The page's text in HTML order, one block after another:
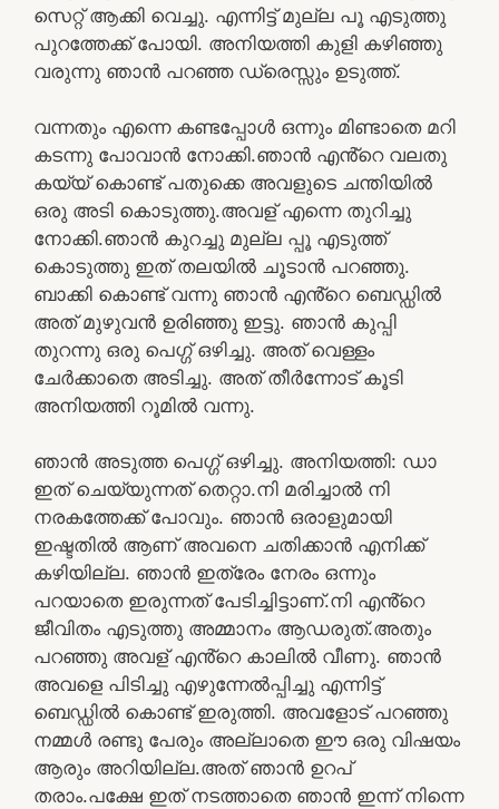
സെറ്റ് ആക്കി വെച്ചു. എന്നിട്ട് മുല്ല പൂ എടുത്തു
പുറത്തേക്ക് പോയി. അനിയത്തി കുളി കഴിഞ്ഞു
വരുന്നു ഞാൻ പറഞ്ഞ ഡ്രെസ്സും ഉടുത്ത്.
വന്നതും എന്നെ കണ്ടപ്പോൾ ഒന്നും മിണ്ടാതെ മറി
കടന്നു പോവാൻ നോക്കി.ഞാൻ എൻ്റെ വലതു
കയ്യ് കൊണ്ട് പതുക്കെ അവളുടെ ചന്തിയിൽ
ഒരു അടി കൊടുത്തു.അവള് എന്നെ തുറിച്ചു
നോക്കി.ഞാൻ കുറച്ചു മുല്ല പ്പൂ എടുത്ത്
കൊടുത്തു ഇത് തലയിൽ ചൂടാൻ പറഞ്ഞു.
ബാക്കി കൊണ്ട് വന്നു ഞാൻ എൻ്റെ ബെഡ്ഡിൽ
അത് മുഴുവൻ ഉരിഞ്ഞു ഇട്ടു. ഞാൻ കുപ്പി
തുറന്നു ഒരു പെഗ്ഗ് ഒഴിച്ചു. അത് വെള്ളം
ചേർക്കാതെ അടിച്ചു. അത് തീർന്നോട് കൂടി
അനിയത്തി റൂമിൽ വന്നു.
ഞാൻ അടുത്ത പെഗ്ഗ് ഒഴിച്ചു. അനിയത്തി: ഡാ
ഇത് ചെയ്യുന്നത് തെറ്റാ.നി മരിച്ചാൽ നി
നരകത്തേക്ക് പോവും. ഞാൻ ഒരാളുമായി
ഇഷ്ടതിൽ ആണ് അവനെ ചതിക്കാൻ എനിക്ക്
കഴിയില്ല. ഞാൻ ഇത്രേം നേരം ഒന്നും
പറയാതെ ഇരുന്നത് പേടിച്ചിട്ടാണ്.നി എൻ്റെ
ജീവിതം എടുത്തു അമ്മാനം ആഡരുത്.അതും
പറഞ്ഞു അവള് എൻ്റെ കാലിൽ വീണു. ഞാൻ
അവളെ പിടിച്ചു എഴുന്നേൽപ്പിച്ചു എന്നിട്ട്
ബെഡ്ഡിൽ കൊണ്ട് ഇരുത്തി. അവളോട് പറഞ്ഞു
നമ്മൾ രണ്ടു പേരും അല്ലാതെ ഈ ഒരു വിഷയം
ആരും അറിയില്ല.അത് ഞാൻ ഉറപ്
തരാം.പക്ഷേ ഇത് നടത്താതെ ഞാൻ ഇന്ന് നിന്നെ